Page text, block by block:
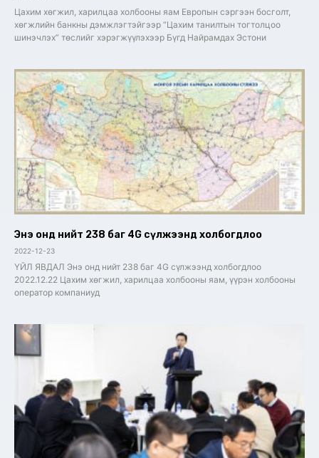
Цахим хөгжил, харилцаа холбооны яам Европын сэргээн босголт,
хөгжлийн банкны дэмжлэгтэйгээр “Цахим танилтын тогтолцоо
шинэчлэх” төслийг хэрэгжүүлэхээр Бүгд Найрамдах Эстони
Энэ онд нийт 238 баг 4G сүлжээнд холбогдлоо
2022-12-23
ҮЙЛ ЯВДАЛ Энэ онд нийт 238 баг 4G сүлжээнд холбогдлоо
2022.12.22 Цахим хөгжил, харилцаа холбооны яам, үүрэн холбооны
оператор компаниуд